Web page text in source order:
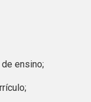
ensino;